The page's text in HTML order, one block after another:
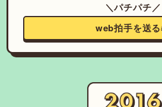
＼パチパチ／
web拍手を送る